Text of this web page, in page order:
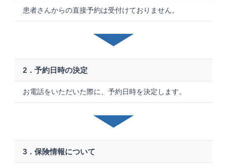
患者さんからの直接予約は受付けておりません。
2．予約日時の決定
お電話をいただいた際に、予約日時を決定します。
3．保険情報について